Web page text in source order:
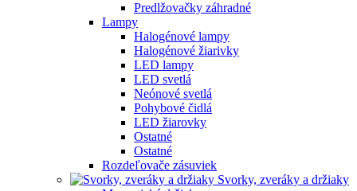
Predlžovačky záhradné
Lampy
Halogénové lampy
Halogénové žiarivky
LED lampy
LED svetlá
Neónové svetlá
Pohybové čidlá
LED žiarovky
Ostatné
Ostatné
Rozdeľovače zásuviek
Svorky, zveráky a držiaky